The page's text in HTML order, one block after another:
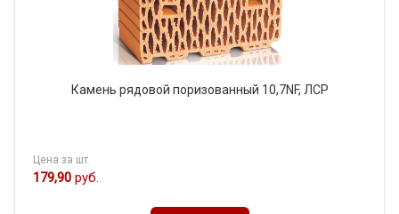
Камень рядовой поризованный 10,7NF, ЛСР
Цена за шт.
179,90 руб.